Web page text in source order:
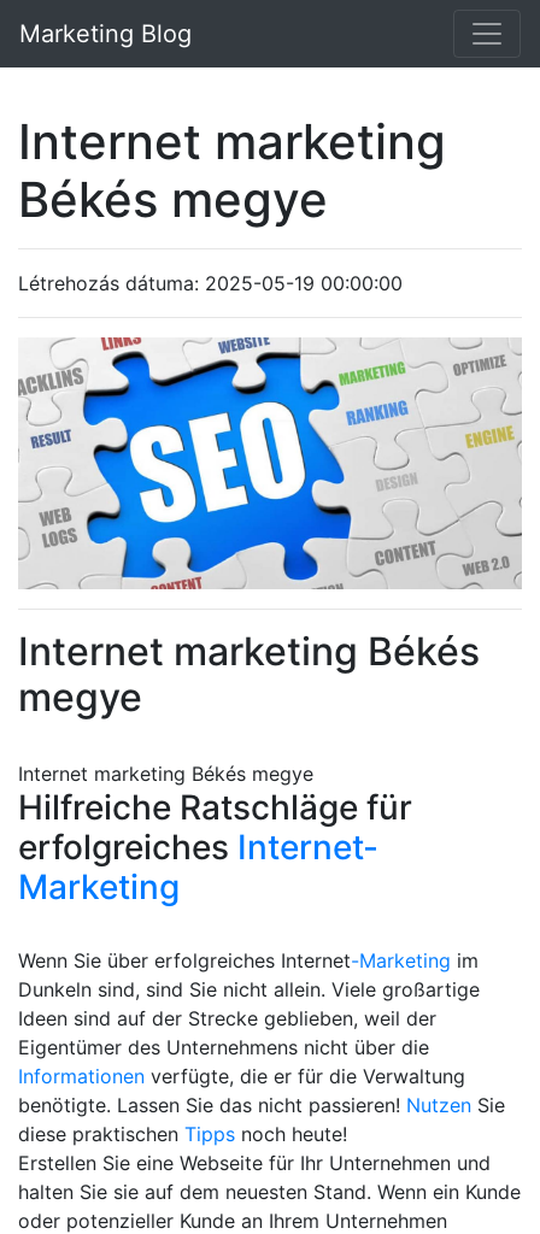
Marketing Blog
Internet marketing
Békés megye
Létrehozás dátuma: 2025-05-19 00:00:00
Internet marketing Békés
megye
Internet marketing Békés megye
Hilfreiche Ratschläge für
erfolgreiches Internet-
Marketing
Wenn Sie über erfolgreiches Internet-Marketing im
Dunkeln sind, sind Sie nicht allein. Viele großartige
Ideen sind auf der Strecke geblieben, weil der
Eigentümer des Unternehmens nicht über die
Informationen verfügte, die er für die Verwaltung
benötigte. Lassen Sie das nicht passieren! Nutzen Sie
diese praktischen Tipps noch heute!
Erstellen Sie eine Webseite für Ihr Unternehmen und
halten Sie sie auf dem neuesten Stand. Wenn ein Kunde
oder potenzieller Kunde an Ihrem Unternehmen